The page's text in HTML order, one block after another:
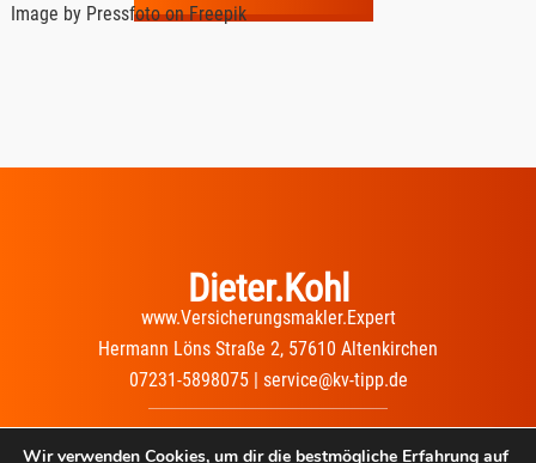
Image by Pressfotoon Freepik
Dieter.Kohl
www.Versicherungsmakler.Expert
Hermann Löns Straße 2, 57610 Altenkirchen
07231-5898075 | service@kv-tipp.de
Impressum|Datenschutz|
Wir verwenden Cookies, um dir die bestmögliche Erfahrung auf